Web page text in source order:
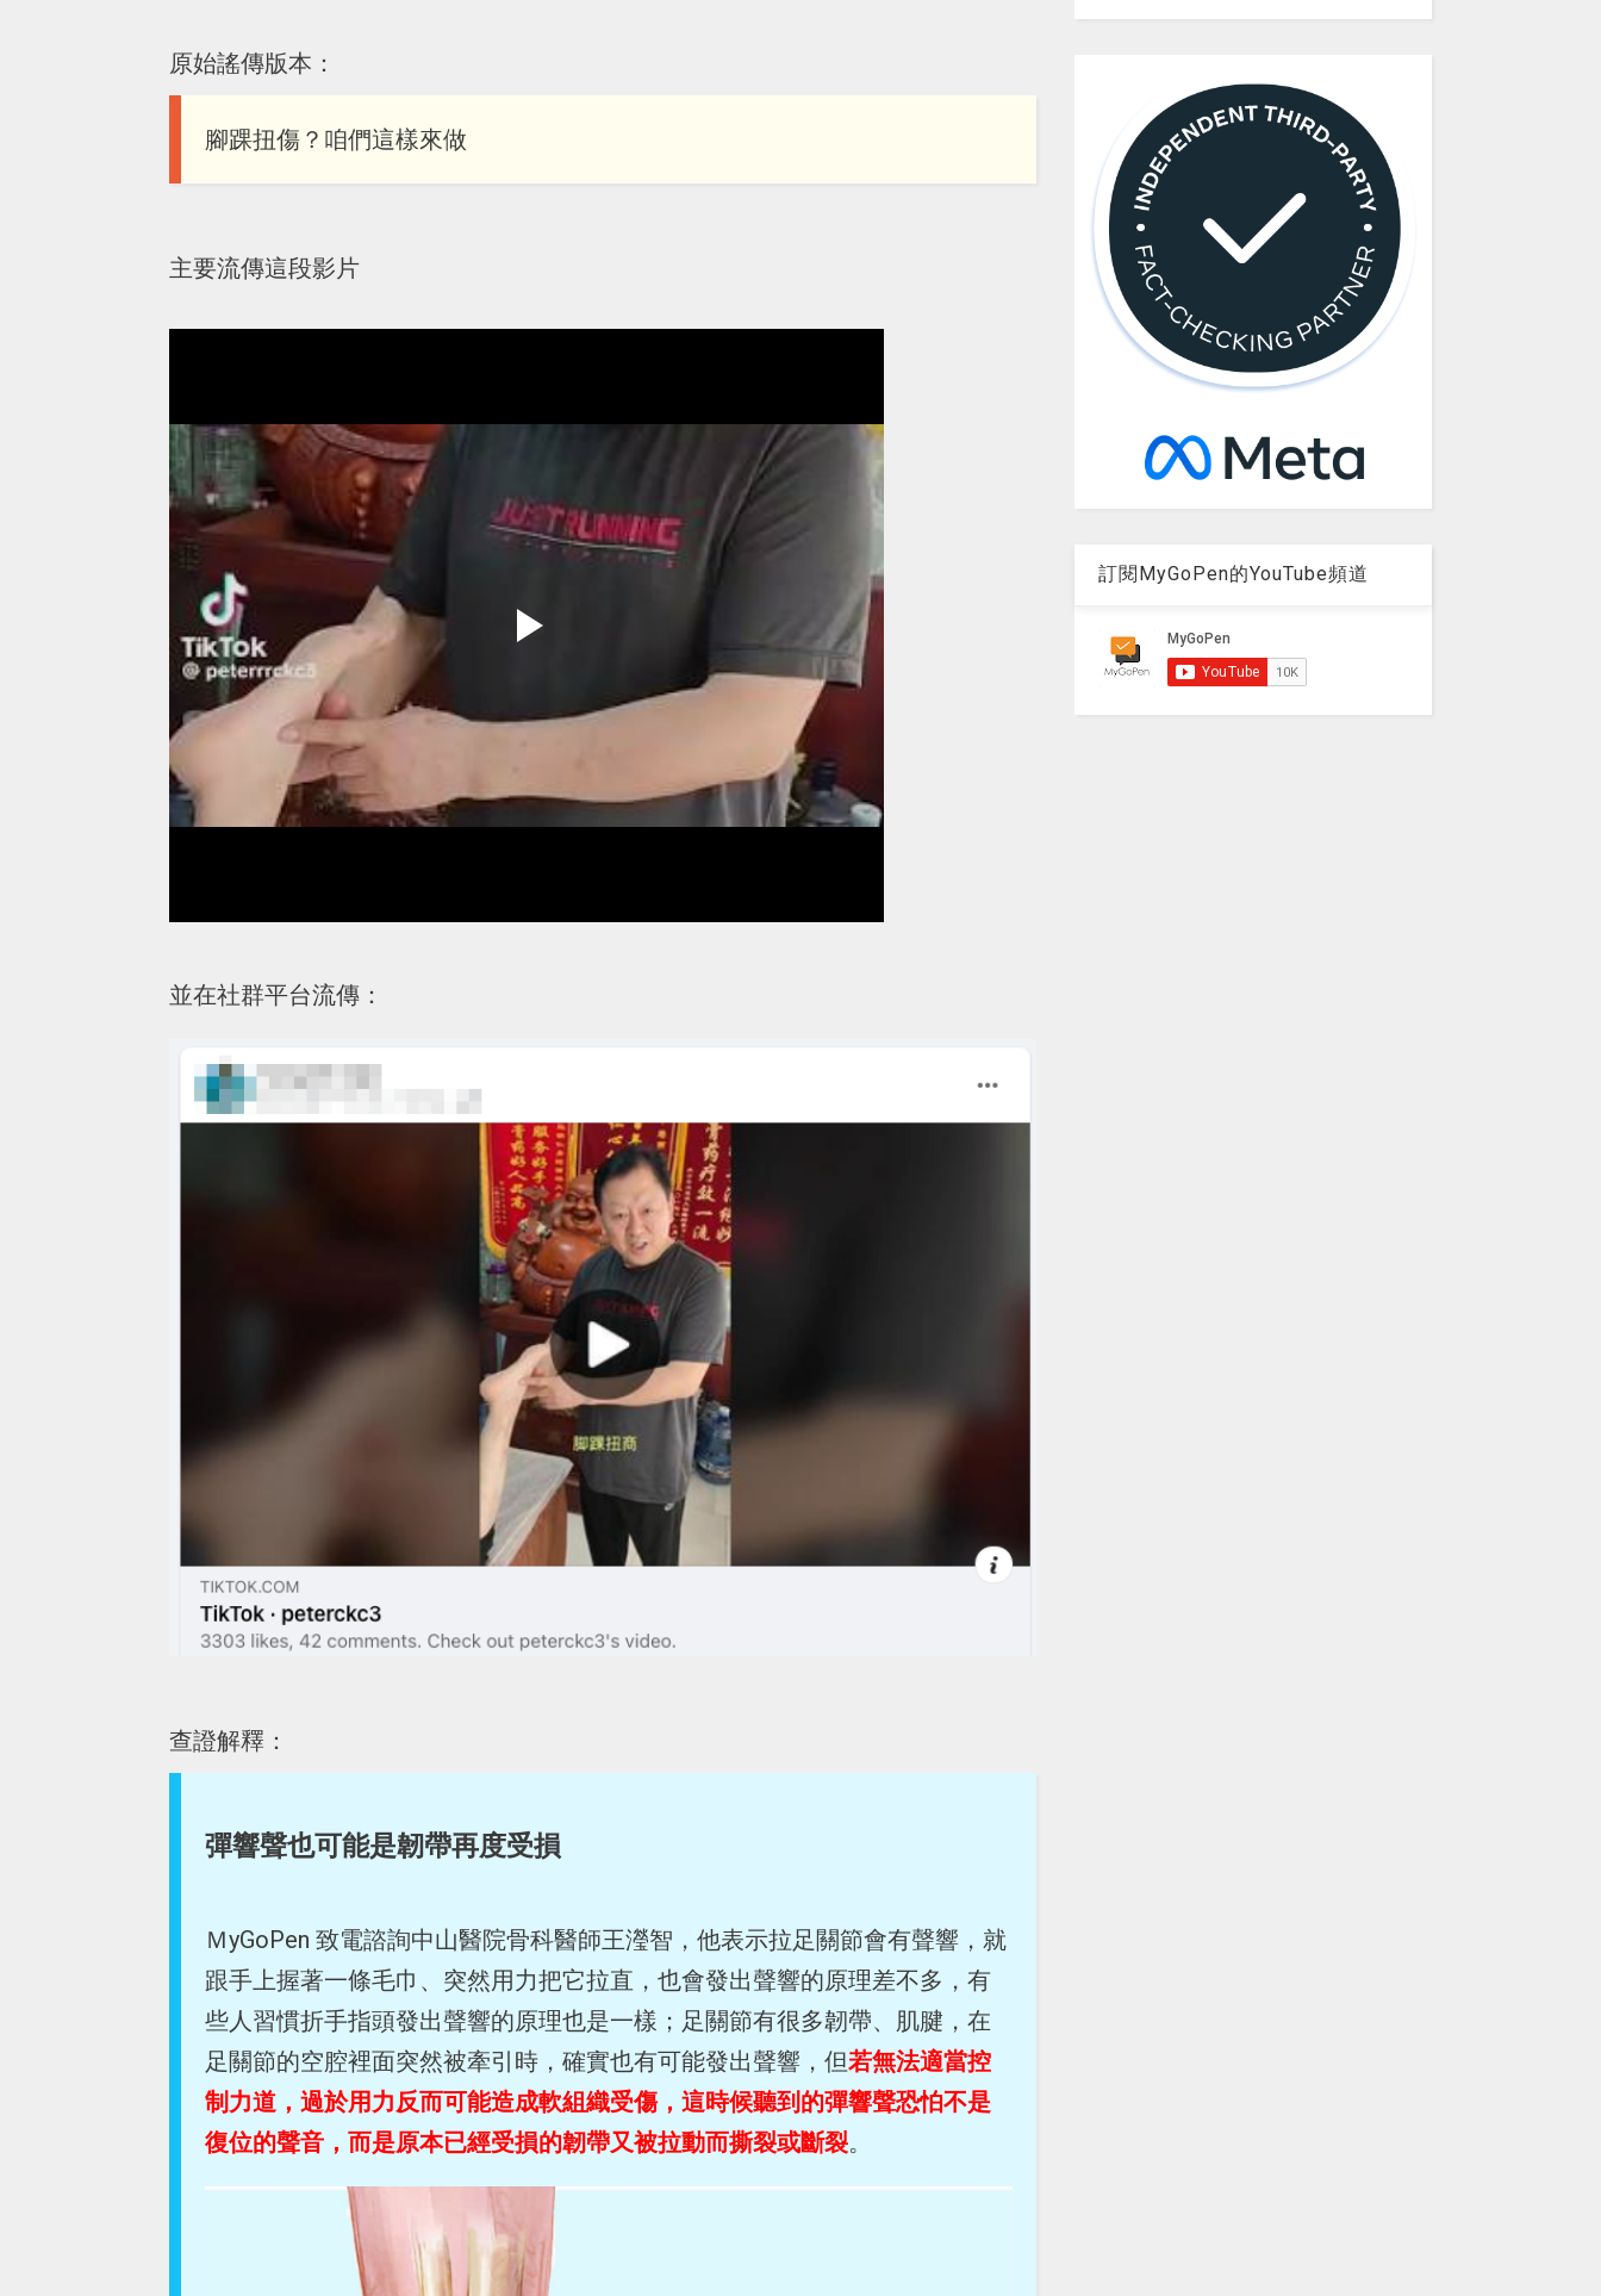
原始謠傳版本：
腳踝扭傷？咱們這樣來做
主要流傳這段影片
並在社群平台流傳：
查證解釋：
彈響聲也可能是韌帶再度受損
ＭyGoPen 致電諮詢中山醫院骨科醫師王瀅智，他表示拉足關節會有聲響，就
跟手上握著一條毛巾、突然用力把它拉直，也會發出聲響的原理差不多，有
些人習慣折手指頭發出聲響的原理也是一樣；足關節有很多韌帶、肌腱，在
足關節的空腔裡面突然被牽引時，確實也有可能發出聲響，但若無法適當控
制力道，過於用力反而可能造成軟組織受傷，這時候聽到的彈響聲恐怕不是
復位的聲音，而是原本已經受損的韌帶又被拉動而撕裂或斷裂。
訂閱MyGoPen的YouTube頻道